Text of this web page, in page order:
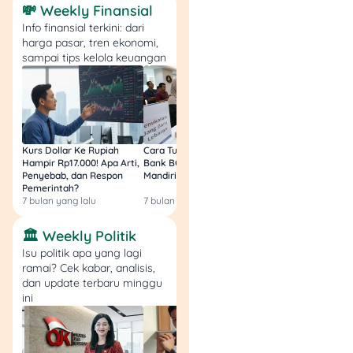
SeaBank Pinjam?
Keperluan
mendesakkayak
bayar rumah sakit,
sekolah anak, atau
tagihan darurat
Modal usaha kecil
seperti jualan online
atau bisnis rumahan
Bangun histori
kredit sehat
, biar
ajukan pinjaman lain
Tapi ingat,hindari pinjam
cuma buat belanja
konsumtif atau foya-foya,
ya!
💸 Weekly Finansial
Info finansial terkini: dari
harga pasar, tren ekonomi,
sampai tips kelola keuangan
Kurs Dollar Ke Rupiah
Hampir Rp17.000! Apa Arti,
Penyebab, dan Respon
Pemerintah?
7 bulan yang lalu
Cara Tukar Uang Baru di
Bank BCA (Umum, BNI,
Mandiri, BRI, dan BSI) 2026!
7 bulan yang lalu
🏛️ Weekly Politik
Isu politik apa yang lagi
ramai? Cek kabar, analisis,
dan update terbaru minggu
ini